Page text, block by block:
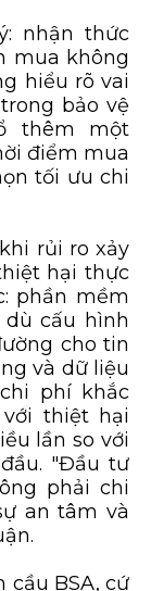
nhận thức
mua không
hiểu rõ vai
bảo vệ
thêm một
điểm mua
tối ưu chi
rủi ro xảy
hại thực
phần mềm
cấu hình
cho tin
và dữ liệu
phí khắc
thiệt hại
lần so với
"Đầu tư
phải chi
an tâm và
cầu BSA, cứ